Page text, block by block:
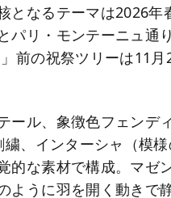
となるテーマは2026年
リ・モンテーニュ通
前の祝祭ツリーは11
ール、象徴色フェンデ
、インターシャ（模
的な素材で構成。マゼ
うに羽を開く動きで